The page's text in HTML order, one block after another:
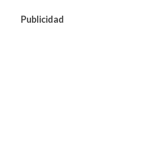
Publicidad